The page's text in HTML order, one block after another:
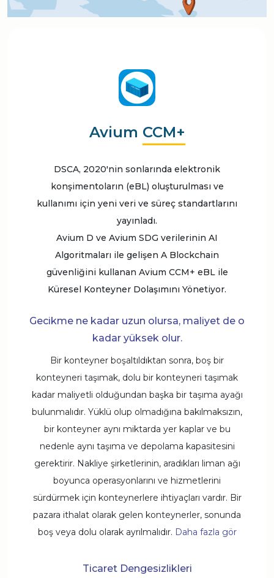
Avium CCM+
DSCA, 2020'nin sonlarında elektronik
konşimentoların (eBL) oluşturulması ve
kullanımı için yeni veri ve süreç standartlarını
yayınladı.
Avium D ve Avium SDG verilerinin AI
Algoritmaları ile gelişen A Blockchain
güvenliğini kullanan Avium CCM+ eBL ile
Küresel Konteyner Dolaşımını Yönetiyor.
Gecikme ne kadar uzun olursa, maliyet de o
kadar yüksek olur.
Bir konteyner boşaltıldıktan sonra, boş bir
konteyneri taşımak, dolu bir konteyneri taşımak
kadar maliyetli olduğundan başka bir taşıma ayağı
bulunmalıdır. Yüklü olup olmadığına bakılmaksızın,
bir konteyner aynı miktarda yer kaplar ve bu
nedenle aynı taşıma ve depolama kapasitesini
gerektirir. Nakliye şirketlerinin, aradıkları liman ağı
boyunca operasyonlarını ve hizmetlerini
sürdürmek için konteynerlere ihtiyaçları vardır. Bir
pazara ithalat olarak gelen konteynerler, sonunda
boş veya dolu olarak ayrılmalıdır. Daha fazla gör
Ticaret Dengesizlikleri